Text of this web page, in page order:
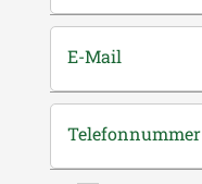
E-Mail
Telefonnummer